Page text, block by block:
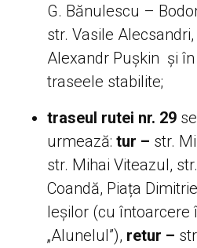
G. Bănulescu –
str. Vasile
Alexandr Pușkin și
traseele stabilite;
traseul rutei nr. 29
urmează: tur – str.
str. Mihai Viteazul,
Coandă, Piața
Ieșilor (cu întoarcere
„Alunelul”), retur –